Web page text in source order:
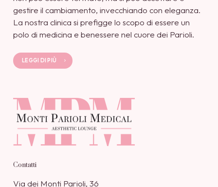
gestire il cambiamento, invecchiando con eleganza.
La nostra clinica si prefigge lo scopo di essere un
polo di medicina e benessere nel cuore dei Parioli.
LEGGI DI PIÙ
Contatti
Via dei Monti Parioli, 36